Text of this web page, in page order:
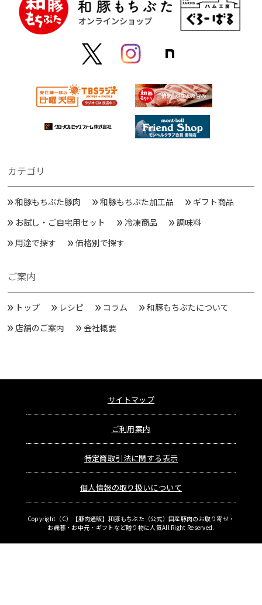
カテゴリ
和豚もちぶた豚肉 和豚もちぶた加工品
ギフト商品
お試し・ご自宅用セット
冷凍商品
調味料
用途で探す
価格別で探す
ご案内
トップ レシピ コラム
和豚もちぶたについて
店舗のご案内
会社概要
サイトマップ
ご利用案内
特定商取引法に関する表示
個人情報の取り扱いについて
Copyright（C）
【豚肉通販】和豚もちぶた（公式）国産豚肉のお取り寄せ・
お歳暮・お中元・ギフトなど贈り物に人気All Right Reserved.